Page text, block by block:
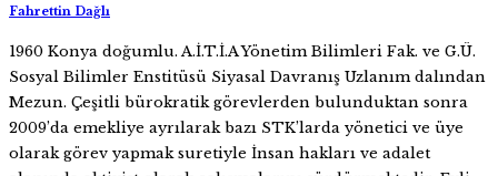
Fahrettin Dağlı
1960 Konya doğumlu. A.İ.T.İ.A Yönetim Bilimleri Fak. ve G.Ü.
Sosyal Bilimler Enstitüsü Siyasal Davranış Uzlanım dalından
Mezun. Çeşitli bürokratik görevlerden bulunduktan sonra
2009’da emekliye ayrılarak bazı STK’larda yönetici ve üye
olarak görev yapmak suretiyle İnsan hakları ve adalet